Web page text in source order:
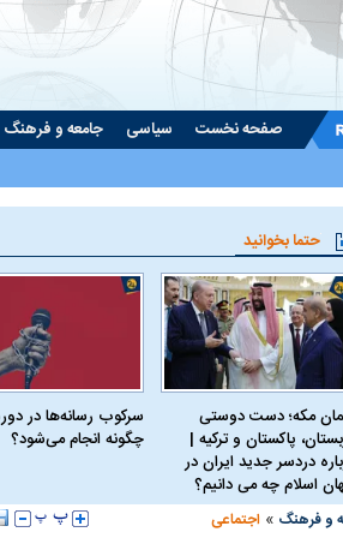
صفحه نخست سیاسی جامعه و فرهنگ
حتما بخوانید
مکه؛ دست دوستی
پاکستان و ترکیه |
دردسر جدید ایران در
اسلام چه می دانیم؟
سرکوب رسانه‌ها در
چگونه انجام می‌شود؟
و فرهنگ » اجتماعی